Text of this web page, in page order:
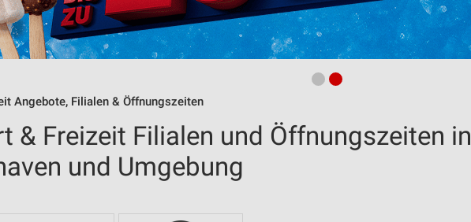
Angebote, Filialen & Öffnungszeiten
& Freizeit Filialen und Öffnungszeiten in
und Umgebung